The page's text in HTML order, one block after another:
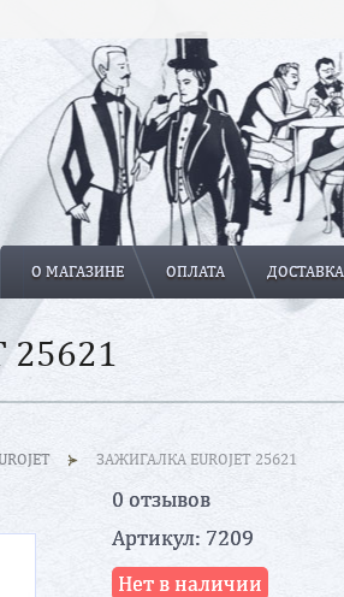
О МАГАЗИНЕ ОПЛАТА ДОСТАВКА
25621
ЗАЖИГАЛКА EUROJET 25621
0 отзывов
Артикул: 7209
Нет в наличии